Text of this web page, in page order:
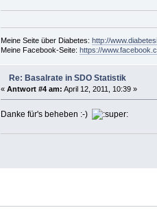
Meine Seite über Diabetes: http://
Meine Facebook-Seite: https://
Re: Basalrate in SDO Statistik
« Antwort #4 am: April 12, 2011, 10:39 »
Danke für's beheben :-)